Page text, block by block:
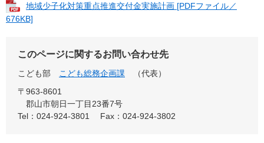
地域少子化対策重点推進交付金実施計画 [PDFファイル／
676KB]
このページに関するお問い合わせ先
こども部 こども総務企画課
（代表）
〒963-8601
郡山市朝日一丁目23番7号
Tel：024-924-3801
Fax：024-924-3802